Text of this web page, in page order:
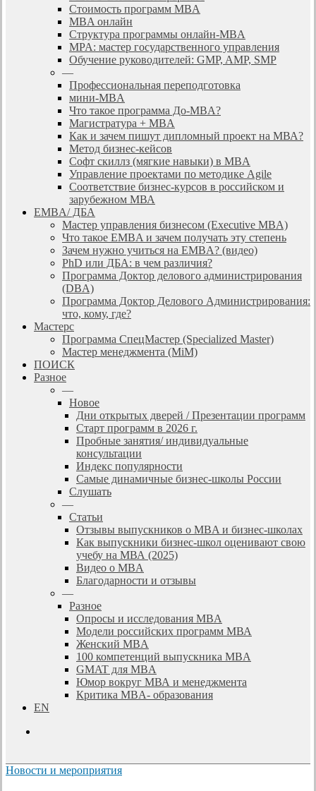
Стоимость программ MBA
MBA онлайн
Cтруктура программы онлайн-MBA
MPA: мастер государственного управления
Обучение руководителей: GMP, AMP, SMP
—
Профессиональная переподготовка
мини-MBA
Что такое программа До-MBA?
Магистратура + MBA
Как и зачем пишут дипломный проект на МВА?
Метод бизнес-кейсов
Софт скиллз (мягкие навыки) в MBA
Управление проектами по методике Agile
Соответствие бизнес-курсов в российском и
зарубежном МВА
EMBA/ ДБA
Мастер управления бизнесом (Executive MBA)
Что такое EMBA и зачем получать эту степень
Зачем нужно учиться на EMBA? (видео)
PhD или ДБА: в чем различия?
Программа Доктор делового администрирования
(DBА)
Программа Доктор Делового Администрирования:
что, кому, где?
Мастерс
Программа СпецМастер (Specialized Master)
Мастер менеджмента (MiM)
ПОИСК
Разное
—
Новое
Дни открытых дверей / Презентации программ
Старт программ в 2026 г.
Пробные занятия/ индивидуальные
консультации
Индекс популярности
Самые динамичные бизнес-школы России
Слушать
—
Статьи
Отзывы выпускников о MBA и бизнес-школах
Как выпускники бизнес-школ оценивают свою
учебу на МВА (2025)
Видео о MBA
Благодарности и отзывы
—
Разное
Опросы и исследования MBA
Модели российских программ МВА
Женский MBA
100 компетенций выпускника MBA
GMAT для MBA
Юмор вокруг МВА и менеджмента
Критика MBA- образования
EN
Новости и мероприятия